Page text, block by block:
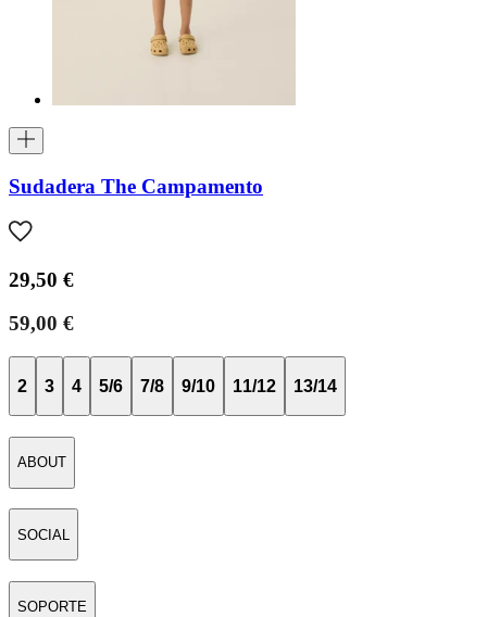
Sudadera The Campamento
29,50 €
59,00 €
2 3 4 5/6 7/8 9/10 11/12 13/14
ABOUT
SOCIAL
SOPORTE